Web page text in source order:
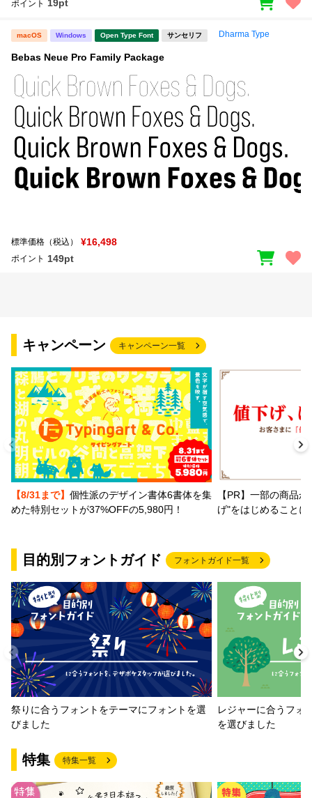
ポイント 19pt
macOS Windows Open Type Font サンセリフ Dharma Type
Bebas Neue Pro Family Package
標準価格（税込） ¥16,498
ポイント 149pt
キャンペーン キャンペーン一覧
【8/31まで】 個性派のデザイン書体6書体を集
めた特別セットが37%OFFの5,980円！
【PR】一部の商品
げ"をはじめること
目的別フォントガイド フォントガイド一覧
祭りに合うフォントをテーマにフォントを選
びました
レジャーに合うフォ
を選びました
特集 特集一覧